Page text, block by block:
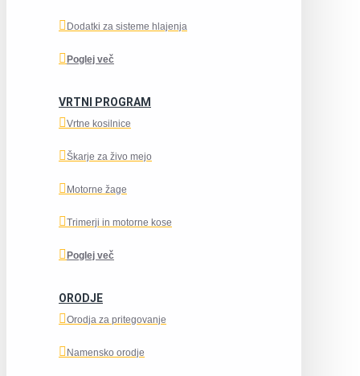
Dodatki za sisteme hlajenja
Poglej več
VRTNI PROGRAM
Vrtne kosilnice
Škarje za živo mejo
Motorne žage
Trimerji in motorne kose
Poglej več
ORODJE
Orodja za pritegovanje
Namensko orodje